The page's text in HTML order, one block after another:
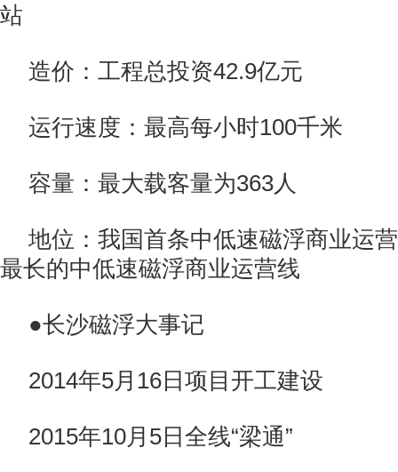
站
造价：工程总投资42.9亿元
运行速度：最高每小时100千米
容量：最大载客量为363人
地位：我国首条中低速磁浮商业运
最长的中低速磁浮商业运营线
●长沙磁浮大事记
2014年5月16日项目开工建设
2015年10月5日全线“梁通”